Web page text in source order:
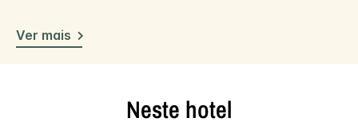
Ver mais
Neste hotel